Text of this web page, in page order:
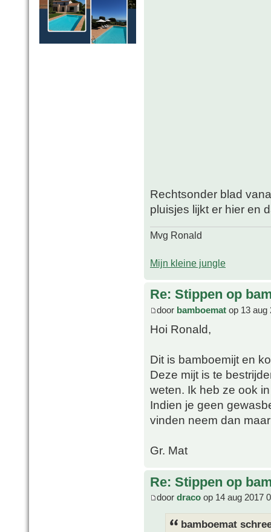
Rechtsonder blad
pluisjes lijkt er hier en
Mvg Ronald
Mijn kleine jungle
Re: Stippen op
door bamboemat op 13 aug
Hoi Ronald,
Dit is bamboemijt en
Deze mijt is te
weten. Ik heb ze ook
Indien je geen
vinden neem dan
Gr. Mat
Re: Stippen op
door draco op 14 aug 2017
bamboemat